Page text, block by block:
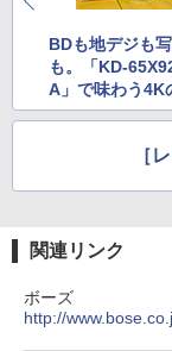
BDも地デジも
も。「KD-
A」で味わう4K
［
関連リンク
ボーズ
http://